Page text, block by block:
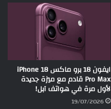
ايفون 18 برو ماكس iPhone 18
Pro Max قادم مع ميزة جديدة
لأول مرة في هواتف آبل!
19/07/2026